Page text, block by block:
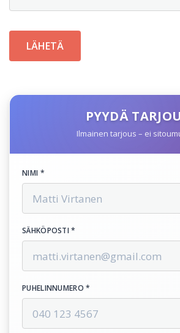
PYYDÄ
Ilmainen tarjous – ei
NIMI *
SÄHKÖPOSTI *
PUHELINNUMERO *